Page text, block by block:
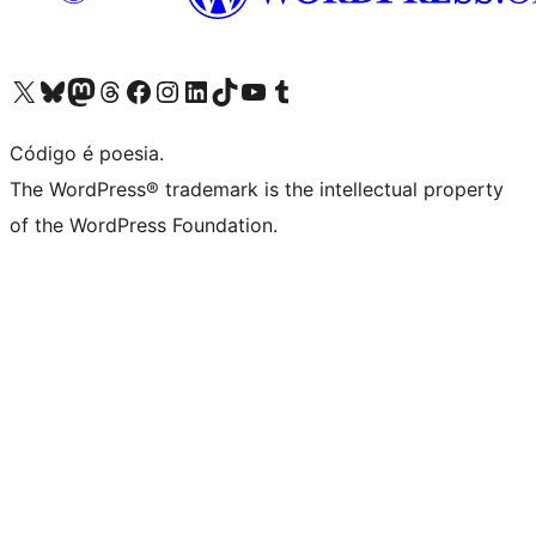
Acessar nossa conta do X (antigo Twitter)
Acessar nossa conta do Bluesky
Acessar nossa conta do Mastodon
Acessar nossa conta do Threads
Acessar nossa página do Facebook
Acessar nossa conta do Instagram
Acessar nossa conta do LinkedIn
Acessar nossa conta do TikTok
Acessar nosso canal do YouTube
Acessar nossa conta no Tumblr
Código é poesia.
The WordPress® trademark is the intellectual property
of the WordPress Foundation.